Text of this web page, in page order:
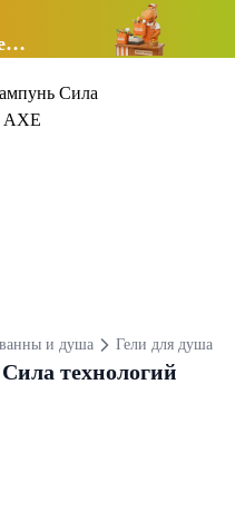
и душа Гели для душа
технологий